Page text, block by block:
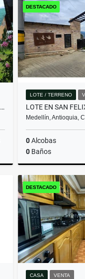
HERMOSA CASA FINCA EN PANTANILLO ENVIGADO, ALTO PALMAS
DESTACADO
LOTE / TERRENO
LOTE EN SAN
Medellín, Antioquia,
0Alcobas
0 Baños
DESTACADO
CASA VENTA